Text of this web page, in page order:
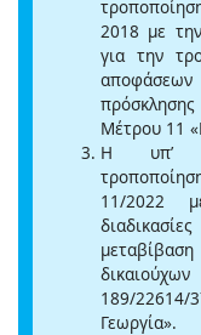
2018 με την
για την
αποφάσεων
Μέτρου 11
Η υπ’
11/2022
189/22614/
Γεωργία».